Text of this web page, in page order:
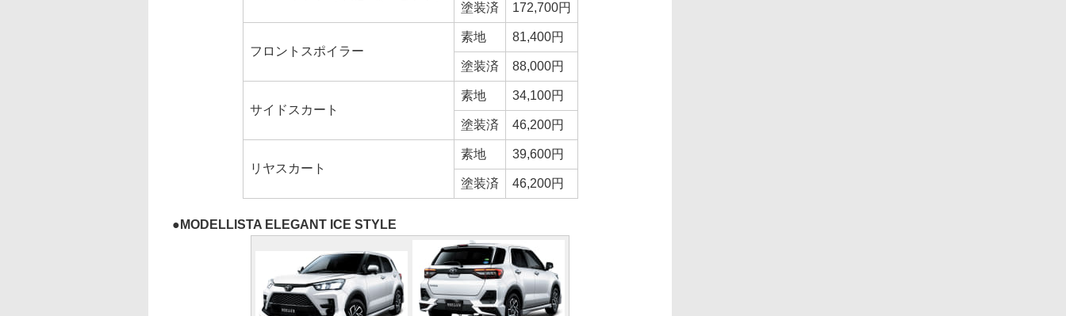
塗装済 172,700円
フロントスポイラー
素地 81,400円
塗装済 88,000円
サイドスカート
素地 34,100円
塗装済 46,200円
リヤスカート
素地 39,600円
塗装済 46,200円
MODELLISTA ELEGANT ICE STYLE